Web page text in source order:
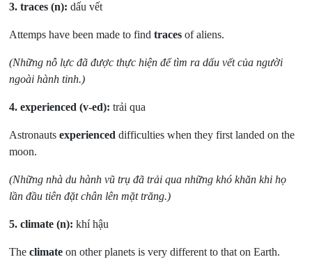
3.traces (n): dấu vết
Attemps have been made to findtraces of aliens.
(Những nỗ lực đã được thực hiện để tìm ra dấu vết của người
ngoài hành tinh.)
4.experienced (v-ed): trải qua
Astronautsexperienced difficulties when they first landed on the
moon.
(Những nhà du hành vũ trụ đã trải qua những khó khăn khi họ
lần đầu tiên đặt chân lên mặt trăng.)
5. climate (n): khí hậu
Theclimateon other planets is very different to that on Earth.